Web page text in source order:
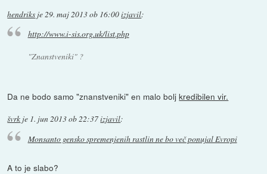
hendriks je29. maj 2013 ob 16:00izjavil:
http://www.i-sis.org.uk/list.php
"Znanstveniki" ?
Da ne bodo samo "znanstveniki" en malo boljkredibilen vir.
švrk je 1. jun 2013 ob 22:37izjavil:
Monsanto gensko spremenjenih rastlin ne bo več ponujal Evropi
A to je slabo?